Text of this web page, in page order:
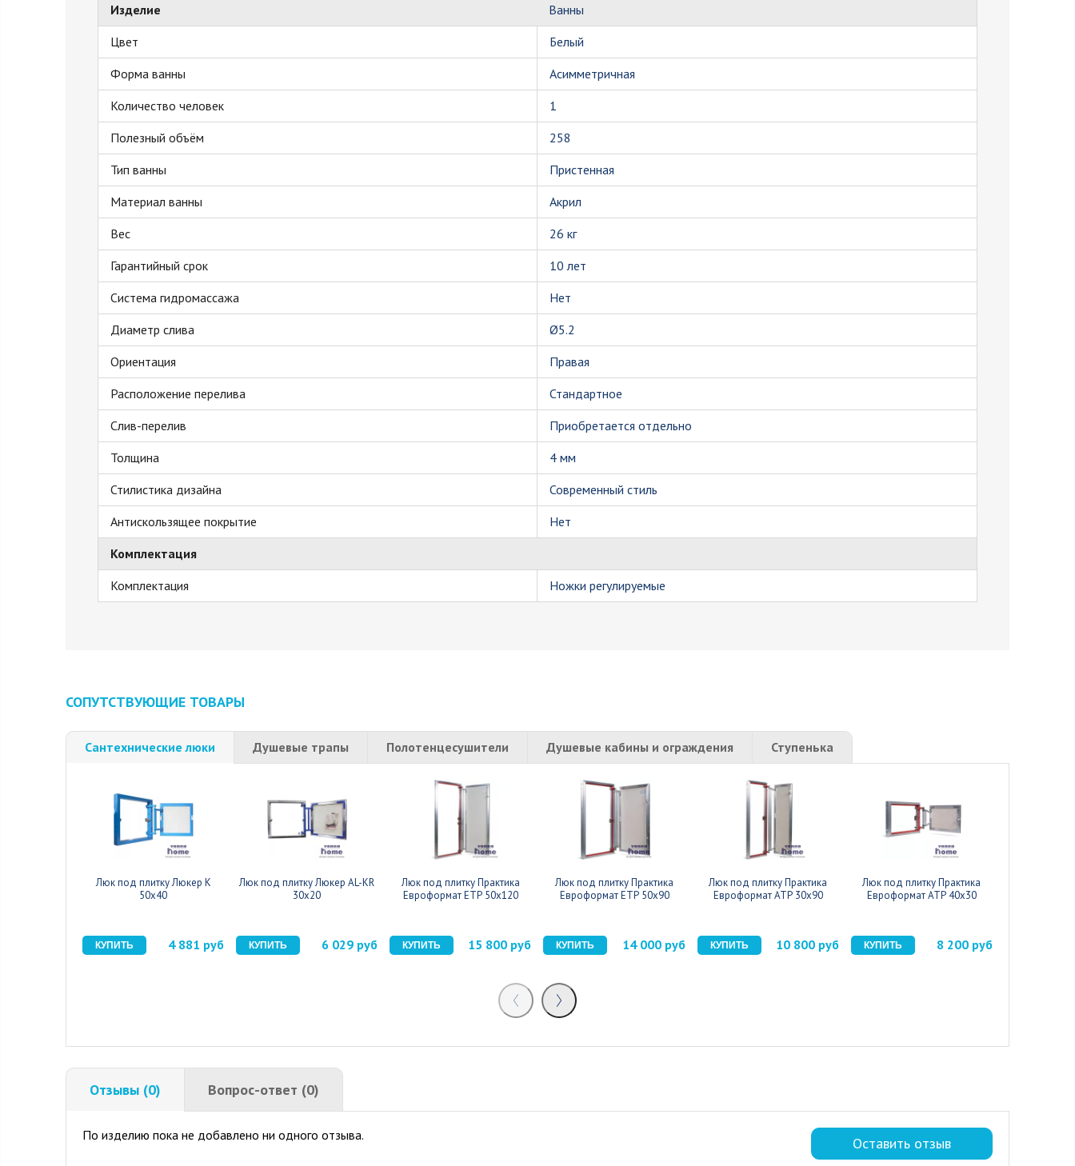
Изделие
Ванны
Цвет
Белый
Форма ванны
Асимметричная
Количество человек
1
Полезный объём
258
Тип ванны
Пристенная
Материал ванны
Акрил
Вес
26 кг
Гарантийный срок
10 лет
Система гидромассажа
Нет
Диаметр слива
Ø5.2
Ориентация
Правая
Расположение перелива
Стандартное
Слив-перелив
Приобретается отдельно
Толщина
4 мм
Стилистика дизайна
Современный стиль
Антискользящее покрытие
Нет
Комплектация
Комплектация
Ножки регулируемые
СОПУТСТВУЮЩИЕ ТОВАРЫ
Сантехнические люки Душевые трапы Полотенцесушители Душевые кабины и ограждения Ступенька
Люк под плитку Люкер К
50x40
4 881 руб
Люк под плитку Люкер AL-KR
30x20
6 029 руб
Люк под плитку Практика
Евроформат ЕТР 50x120
15 800 руб
Люк под плитку Практика
Евроформат ЕТР 50x90
14 000 руб
Люк под плитку Практика
Евроформат АТР 30x90
10 800 руб
Люк под плитку Практика
Евроформат АТР 40x30
8 200 руб
Отзывы (0) Вопрос-ответ (0)
По изделию пока не добавлено ни одного отзыва. Оставить отзыв